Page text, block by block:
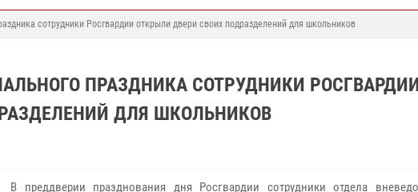
сотрудники Росгвардии открыли двери своих подразделений для школьников
ПРАЗДНИКА СОТРУДНИКИ
ДЛЯ ШКОЛЬНИКОВ
В преддверии празднования дня Росгвардии сотрудники отдела